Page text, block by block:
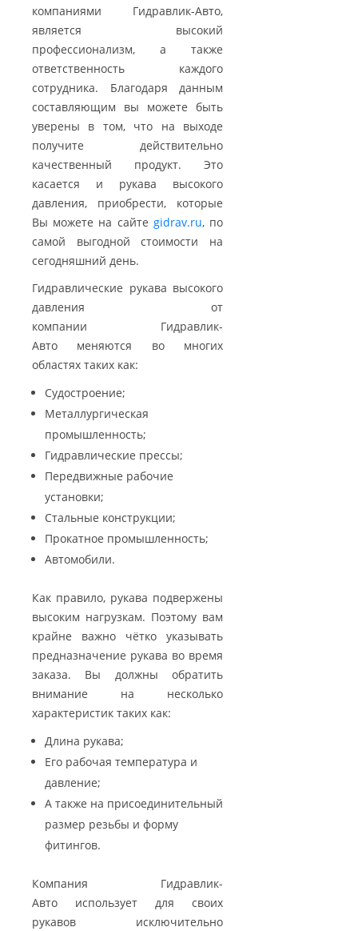
компаниями Гидравлик-Авто,
является высокий
профессионализм, а также
ответственность каждого
сотрудника. Благодаря данным
составляющим вы можете быть
уверены в том, что на выходе
получите действительно
качественный продукт. Это
касается и рукава высокого
давления, приобрести, которые
Вы можете на сайте gidrav.ru, по
самой выгодной стоимости на
сегодняшний день.
Гидравлические рукава высокого
давления от
компании Гидравлик-
Авто меняются во многих
областях таких как:
Судостроение;
Металлургическая
промышленность;
Гидравлические прессы;
Передвижные рабочие
установки;
Стальные конструкции;
Прокатное промышленность;
Автомобили.
Как правило, рукава подвержены
высоким нагрузкам. Поэтому вам
крайне важно чётко указывать
предназначение рукава во время
заказа. Вы должны обратить
внимание на несколько
характеристик таких как:
Длина рукава;
Его рабочая температура и
давление;
А также на присоединительный
размер резьбы и форму
фитингов.
Компания Гидравлик-
Авто использует для своих
рукавов исключительно